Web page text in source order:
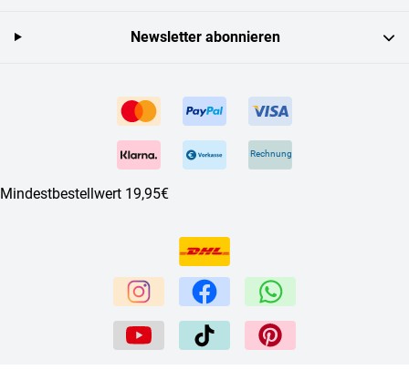
Rechnung
Mindestbestellwert 19,95€
Newsletter abonnieren